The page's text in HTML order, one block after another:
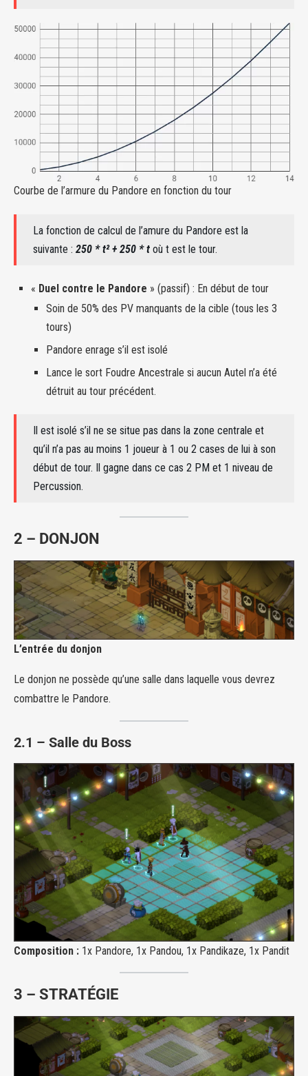
Courbe de l’armure du Pandore en fonction du tour
La fonction de calcul de l’amure du Pandore est la
suivante : 250 * t² + 250 * t où t est le tour.
« Duel contre le Pandore » (passif) : En début de tour
Soin de 50% des PV manquants de la cible (tous les 3
tours)
Pandore enrage s’il est isolé
Lance le sort Foudre Ancestrale si aucun Autel n’a été
détruit au tour précédent.
Il est isolé s’il ne se situe pas dans la zone centrale et
qu’il n’a pas au moins 1 joueur à 1 ou 2 cases de lui à son
début de tour. Il gagne dans ce cas 2 PM et 1 niveau de
Percussion.
2 – DONJON
L’entrée du donjon
Le donjon ne possède qu’une salle dans laquelle vous devrez
combattre le Pandore.
2.1 – Salle du Boss
Composition : 1x Pandore, 1x Pandou, 1x Pandikaze, 1x Pandit
3 – STRATÉGIE